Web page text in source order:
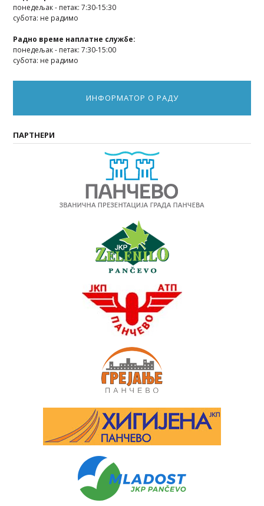
понедељак - петак: 7:30-15:30
субота: не радимо
Радно време наплатне службе:
понедељак - петак: 7:30-15:00
субота: не радимо
ИНФОРМАТОР О РАДУ
ПАРТНЕРИ